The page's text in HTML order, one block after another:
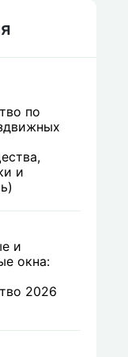
по
и
и
окна:
2026